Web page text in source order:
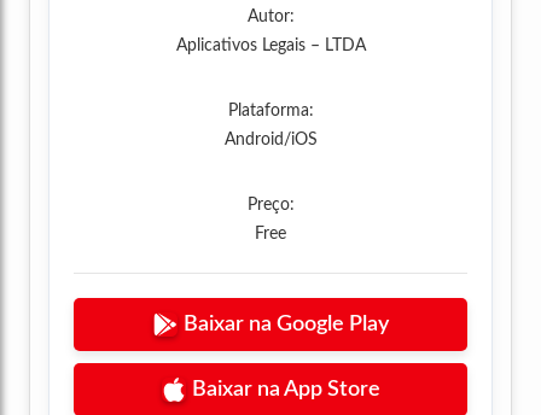
Autor:
Aplicativos Legais – LTDA
Plataforma:
Android/iOS
Preço:
Free
Baixar na Google Play
Baixar na App Store